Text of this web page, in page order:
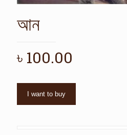
আন
৳ 100.00
I want to buy